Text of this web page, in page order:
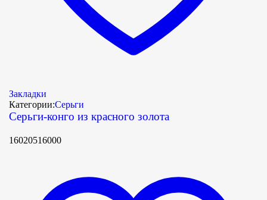
Закладки
Категории:Серьги
Серьги-конго из красного золота
16020516000